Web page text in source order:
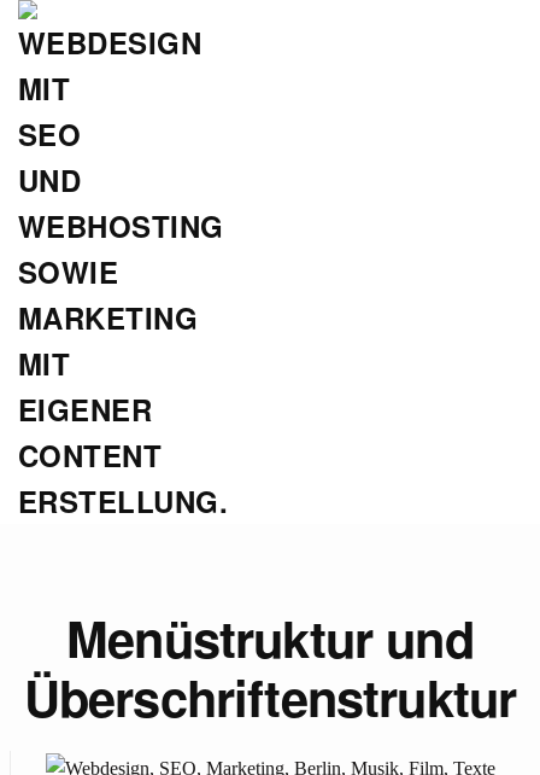
Hauptinhalt
springen
Menüstruktur und
Überschriftenstruktur